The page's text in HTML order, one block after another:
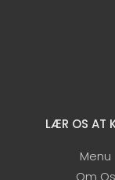
LÆR OS AT
Menu
Om Os